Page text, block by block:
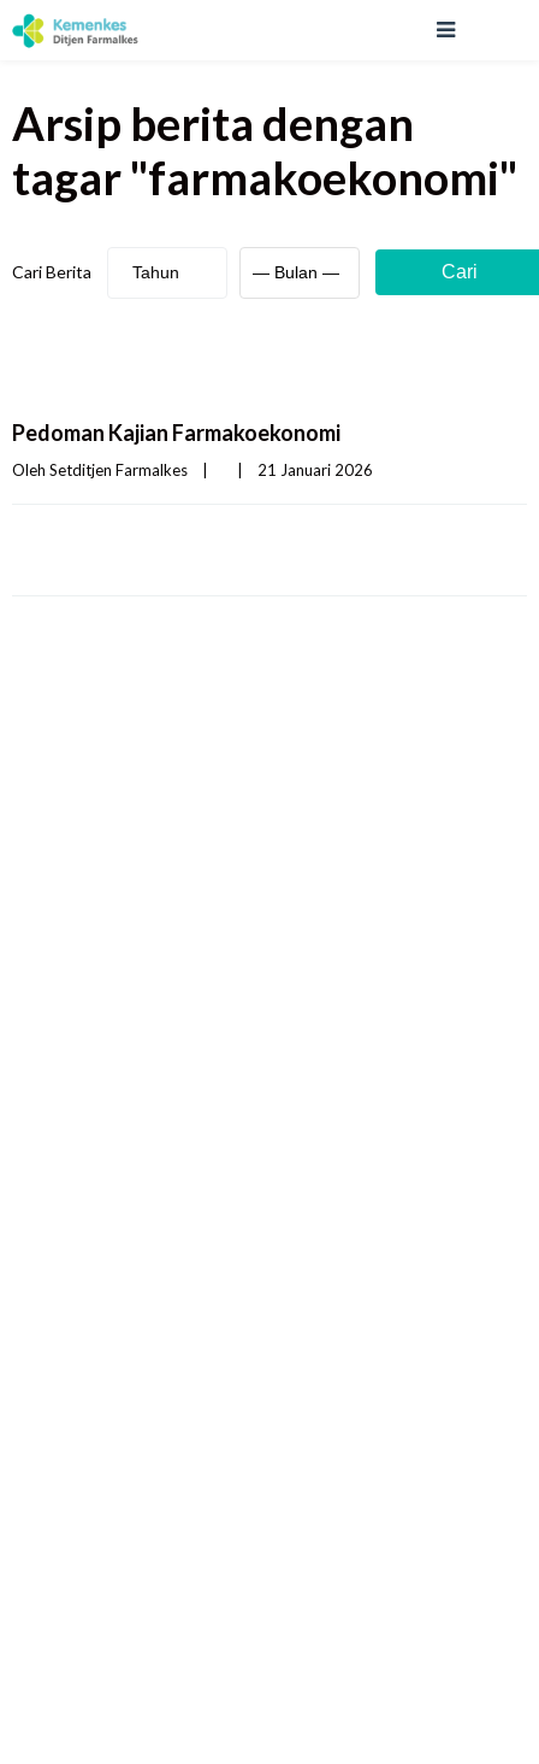
Arsip berita dengan
tagar "farmakoekonomi"
Cari Berita Cari
Pedoman Kajian Farmakoekonomi
Oleh Setditjen Farmalkes 21 Januari 2026